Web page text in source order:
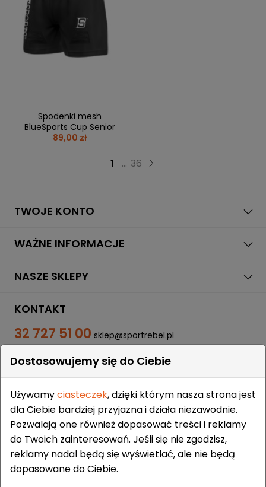
Spodenki mesh
BlueSports Cup Senior
89,00 zł
1 ... 36
TWOJE KONTO
WAŻNE INFORMACJE
NASZE SKLEPY
KONTAKT
32 727 51 00 sklep@sportrebel.pl
ZAUFALI NAM:
Dostosowujemy się do Ciebie
Używamyciasteczek, dzięki którym nasza strona jest
dla Ciebie bardziej przyjazna i działa niezawodnie.
Pozwalają one również dopasować treści i reklamy
do Twoich zainteresowań. Jeśli się nie zgodzisz,
reklamy nadal będą się wyświetlać, ale nie będą
dopasowane do Ciebie.